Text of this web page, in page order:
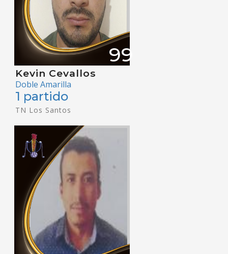
99
Kevin Cevallos
Doble Amarilla
1 partido
TN Los Santos